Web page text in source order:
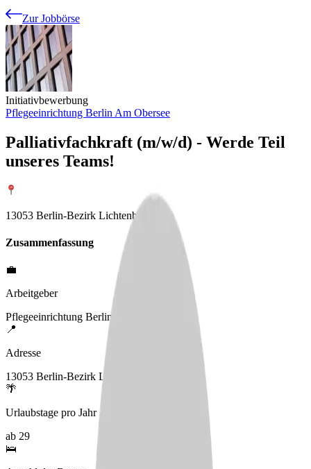
Zur Jobbörse
Initiativbewerbung
Pflegeeinrichtung Berlin Am Obersee
Palliativfachkraft (m/w/d) - Werde Teil
unseres Teams!
13053 Berlin-Bezirk Lichtenberg
Zusammenfassung
💼
Arbeitgeber
Pflegeeinrichtung Berlin Am Obersee
📍
Adresse
13053 Berlin-Bezirk Lichtenberg
🌴
Urlaubstage pro Jahr
ab 29
🛌